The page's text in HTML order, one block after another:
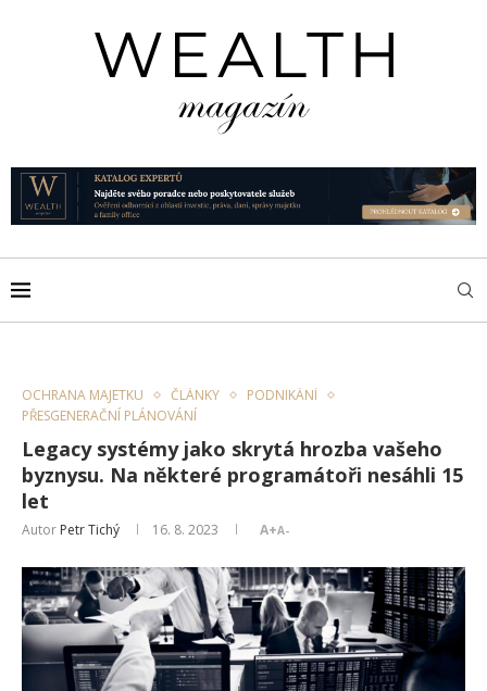
OCHRANA MAJETKU ČLÁNKY
PODNIKÁNÍ
PŘESGENERAČNÍ PLÁNOVÁNÍ
Legacy systémy jako skrytá hrozba vašeho
byznysu. Na některé programátoři nesáhli 15
let
Autor Petr Tichý 16. 8. 2023 A+A-